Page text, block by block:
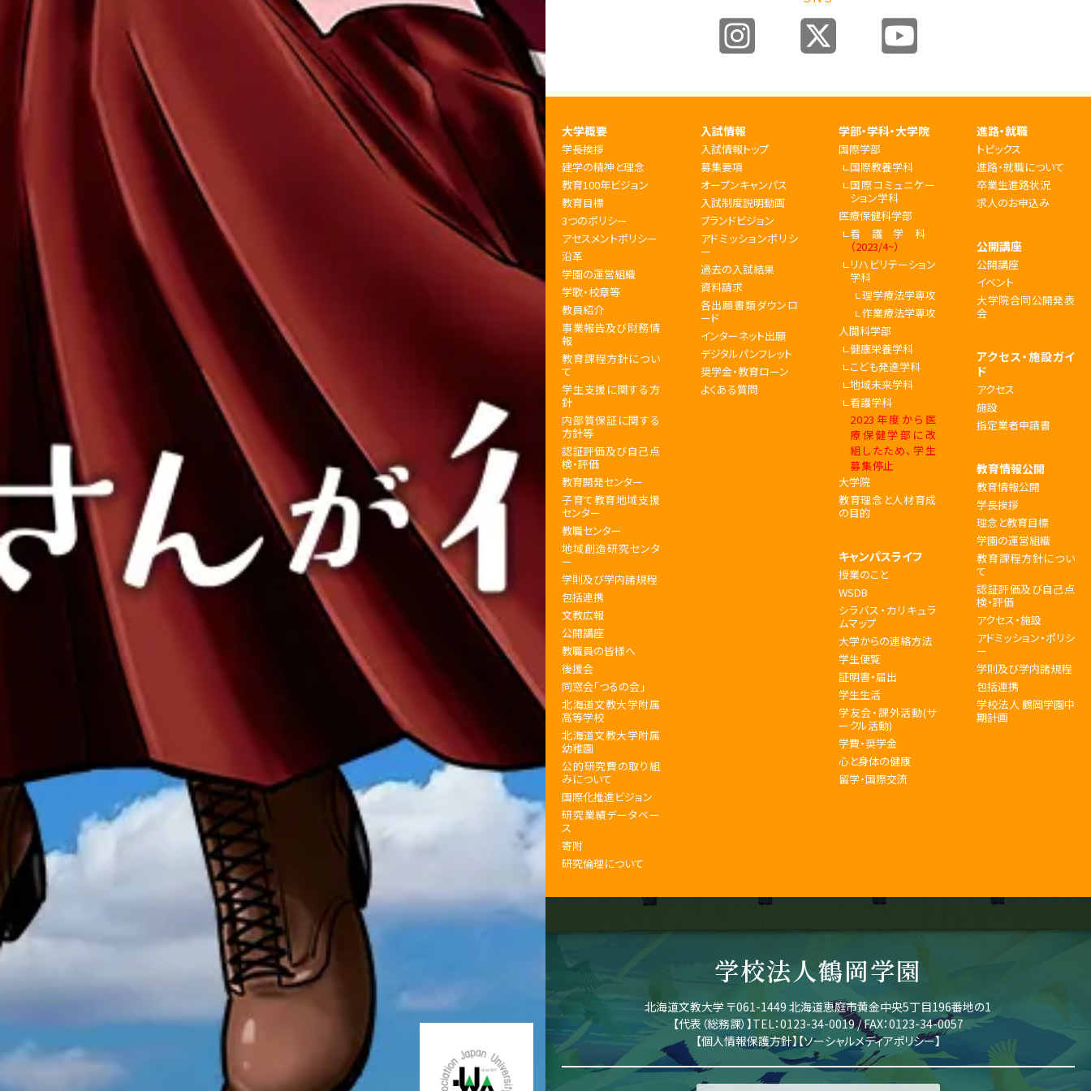
大学概要
学長挨拶
建学の精神と理念
教育100年ビジョン
教育目標
3つのポリシー
アセスメントポリシー
沿革
学園の運営組織
学歌・校章等
教員紹介
事業報告及び財務情
報
教育課程方針につい
て
学生支援に関する方
針
内部質保証に関する
方針等
認証評価及び自己点
検・評価
教育開発センター
子育て教育地域支援
センター
教職センター
地域創造研究センタ
ー
学則及び学内諸規程
包括連携
文教広報
公開講座
教職員の皆様へ
後援会
同窓会「つるの会」
北海道文教大学附属
高等学校
北海道文教大学附属
幼稚園
公的研究費の取り組
みについて
国際化推進ビジョン
研究業績データベー
ス
寄附
研究倫理について
入試情報
入試情報トップ
募集要項
オープンキャンパス
入試制度説明動画
ブランドビジョン
アドミッションポリシ
ー
過去の入試結果
資料請求
各出願書類ダウンロ
ード
インターネット出願
デジタルパンフレット
奨学金・教育ローン
よくある質問
学部・学科・大学院
国際学部
国際教養学科
国際コミュニケー
ション学科
医療保健科学部
看護学科
（2023/4~）
リハビリテーション
学科
理学療法学専攻
作業療法学専攻
人間科学部
健康栄養学科
こども発達学科
地域未来学科
看護学科
2023年度から医
療保健学部に改
組したため、学生
募集停止
大学院
教育理念と人材育成
の目的
キャンパスライフ
授業のこと
WSDB
シラバス・カリキュラ
ムマップ
大学からの連絡方法
学生便覧
証明書・届出
学生生活
学友会・課外活動(サ
ークル活動)
学費・奨学金
心と身体の健康
留学・国際交流
進路・就職
トピックス
進路・就職について
卒業生進路状況
求人のお申込み
公開講座
公開講座
イベント
大学院合同公開発表
会
アクセス・施設ガイ
ド
アクセス
施設
指定業者申請書
教育情報公開
教育情報公開
学長挨拶
理念と教育目標
学園の運営組織
教育課程方針につい
て
認証評価及び自己点
検・評価
アクセス・施設
アドミッション・ポリシ
ー
学則及び学内諸規程
包括連携
学校法人 鶴岡学園中
期計画
学校法人鶴岡学園
北海道文教大学 〒061-1449 北海道恵庭市黄金中央5丁目196番地の1
【代表（総務課）】TEL：0123-34-0019 / FAX：0123-34-0057
【個人情報保護方針】【ソーシャルメディアポリシー】